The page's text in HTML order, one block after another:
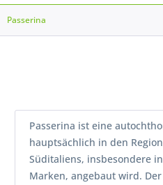
Passerina
Passerina ist eine
hauptsächlich in den
Süditaliens, insbesondere
Marken, angebaut wird.